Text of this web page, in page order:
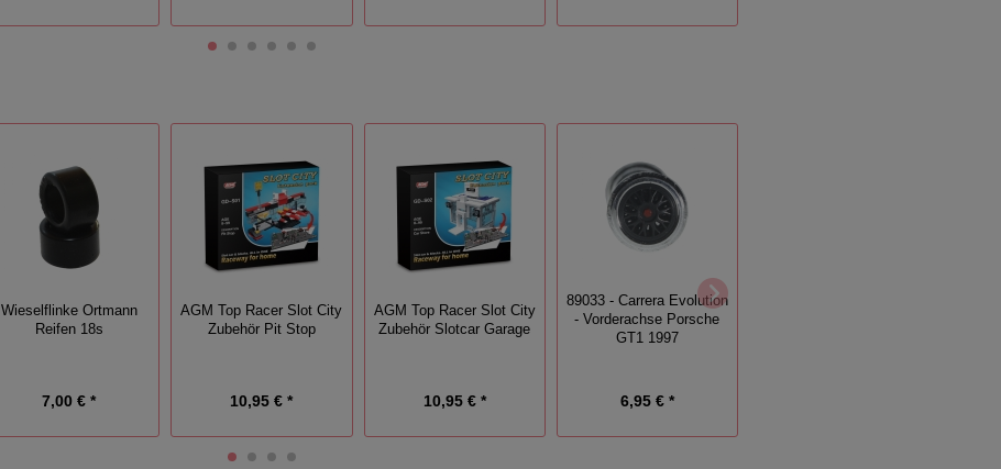
Wieselflinke Ortmann
Reifen 18s
7,00 € *
AGM Top Racer Slot City
Zubehör Pit Stop
10,95 € *
AGM Top Racer Slot City
Zubehör Slotcar Garage
10,95 € *
89033 - Carrera Evolution
- Vorderachse Porsche
GT1 1997
6,95 € *